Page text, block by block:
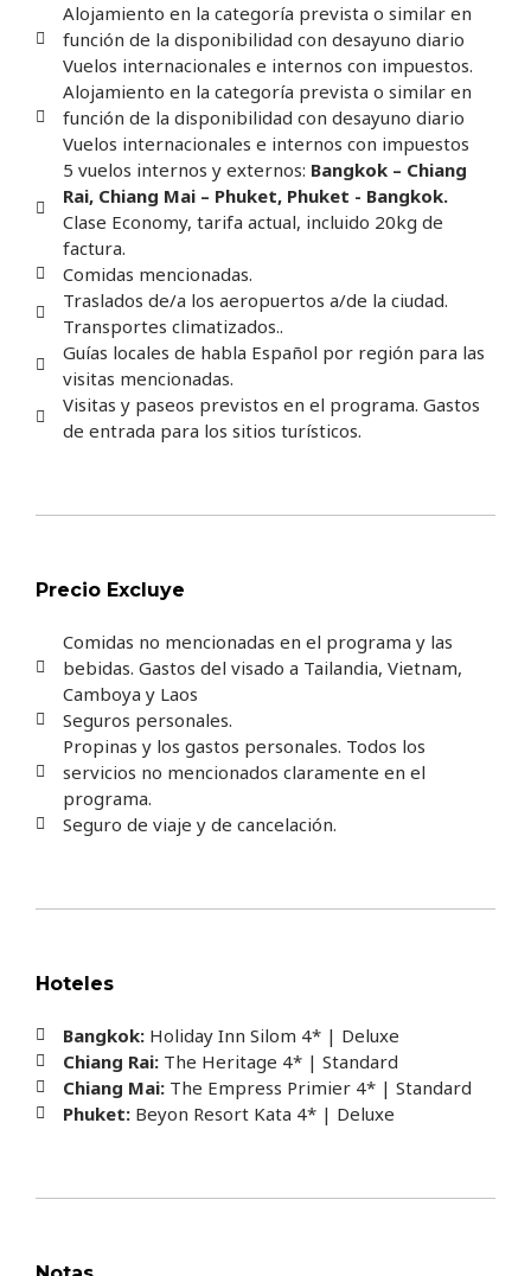
Alojamiento en la categoría prevista o similar en
función de la disponibilidad con desayuno diario
Vuelos internacionales e internos con impuestos.
Alojamiento en la categoría prevista o similar en
función de la disponibilidad con desayuno diario
Vuelos internacionales e internos con impuestos
5 vuelos internos y externos: Bangkok – Chiang
Rai, Chiang Mai – Phuket, Phuket - Bangkok.
Clase Economy, tarifa actual, incluido 20kg de
factura.
Comidas mencionadas.
Traslados de/a los aeropuertos a/de la ciudad.
Transportes climatizados..
Guías locales de habla Español por región para las
visitas mencionadas.
Visitas y paseos previstos en el programa. Gastos
de entrada para los sitios turísticos.
Precio Excluye
Comidas no mencionadas en el programa y las
bebidas. Gastos del visado a Tailandia, Vietnam,
Camboya y Laos
Seguros personales.
Propinas y los gastos personales. Todos los
servicios no mencionados claramente en el
programa.
Seguro de viaje y de cancelación.
Hoteles
Bangkok:Holiday Inn Silom 4* | Deluxe
Chiang Rai:The Heritage 4* | Standard
Chiang Mai:The Empress Primier 4* | Standard
Phuket:Beyon Resort Kata 4* | Deluxe